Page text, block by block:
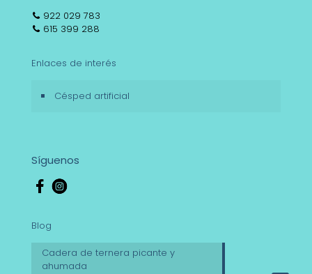
922 029 783
615 399 288
Enlaces de interés
Césped artificial
Síguenos
Blog
Cadera de ternera picante y
ahumada